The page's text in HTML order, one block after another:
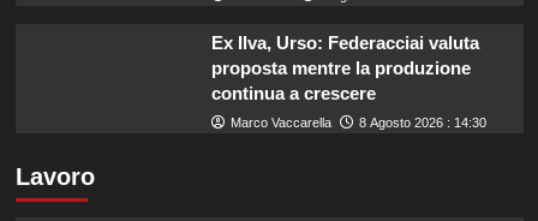
Ex Ilva, Urso: Federacciai valuta
proposta mentre la produzione
continua a crescere
Marco Vaccarella 8 Agosto 2026 : 14:30
Lavoro